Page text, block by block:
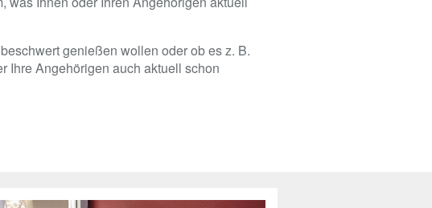
genießen wollen oder ob es z. B.
Ihre Angehörigen auch aktuell schon